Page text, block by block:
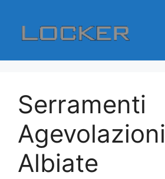
contenuto
Serramenti
Albiate